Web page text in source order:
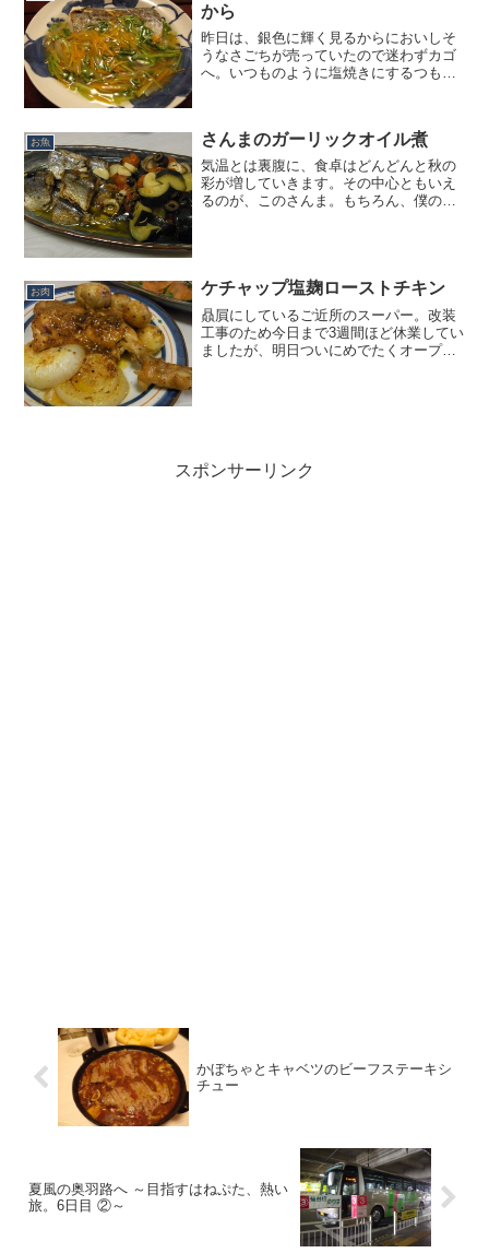
から
昨日は、銀色に輝く見るからにおいしそ
うなさごちが売っていたので迷わずカゴ
へ。いつものように塩焼きにするつもり
すが、さごちは淡白な旨味が...
お魚 さんまのガーリックオイル煮
気温とは裏腹に、食卓はどんどんと秋の
彩が増していきます。その中心ともいえ
るのが、このさんま。もちろん、僕の大
お肉 ケチャップ塩麹ローストチキン
贔屓にしているご近所のスーパー。改装
工事のため今日まで3週間ほど休業してい
ましたが、明日ついにめでたくオープ
スポンサーリンク
かぼちゃとキャベツのビーフステーキシ
チュー
夏風の奥羽路へ ～目指すはねぷた、熱い
旅。6日目 ②～